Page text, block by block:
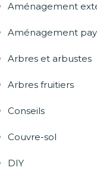
Aménagement
Aménagement
Arbres et arbustes
Arbres fruitiers
Conseils
Couvre-sol
DIY